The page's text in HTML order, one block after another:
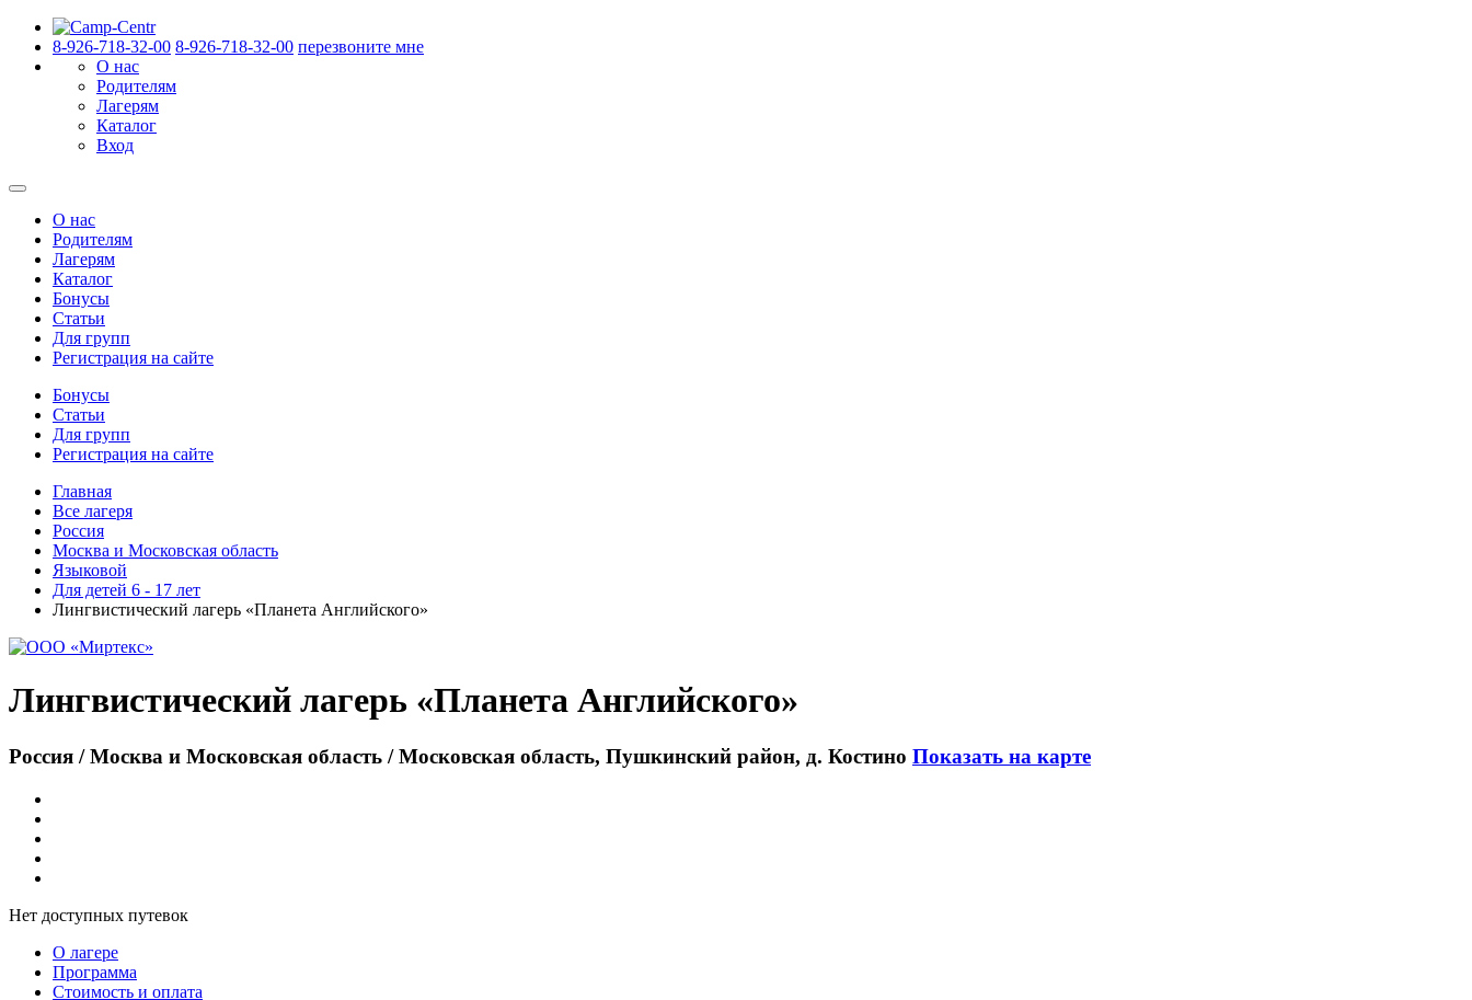
8-926-718-32-00 8-926-718-32-00 перезвоните мне
О нас
Родителям
Лагерям
Каталог
Вход
О нас
Родителям
Лагерям
Каталог
Бонусы
Статьи
Для групп
Регистрация на сайте
Бонусы
Статьи
Для групп
Регистрация на сайте
Главная
Все лагеря
Россия
Москва и Московская область
Языковой
Для детей 6 - 17 лет
Лингвистический лагерь «Планета Английского»
Лингвистический лагерь «Планета Английского»
Россия / Москва и Московская область / Московская область, Пушкинский район, д. Костино Показать на карте
Нет доступных путевок
О лагере
Программа
Стоимость и оплата